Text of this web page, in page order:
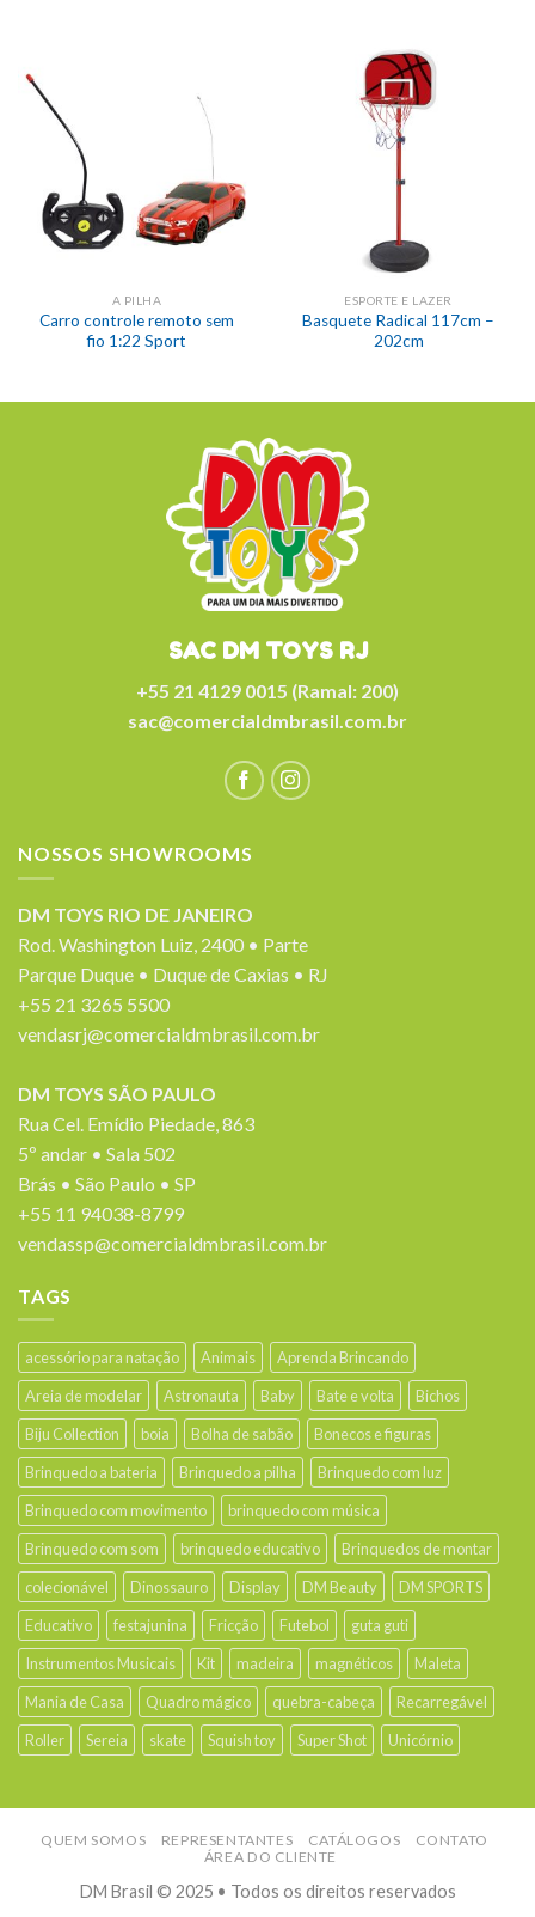
A PILHA
Carro controle remoto sem
fio 1:22 Sport
ESPORTE E LAZER
Basquete Radical 117cm –
202cm
SAC DM TOYS RJ
+55 21 4129 0015 (Ramal: 200)
sac@comercialdmbrasil.com.br
NOSSOS SHOWROOMS
DM TOYS RIO DE JANEIRO
Rod. Washington Luiz, 2400 • Parte
Parque Duque • Duque de Caxias • RJ
+55 21 3265 5500
vendasrj@comercialdmbrasil.com.br
DM TOYS SÃO PAULO
Rua Cel. Emídio Piedade, 863
5º andar • Sala 502
Brás • São Paulo • SP
+55 11 94038-8799
vendassp@comercialdmbrasil.com.br
TAGS
acessório para natação Animais
Aprenda Brincando
Areia de modelar
Astronauta Baby Bate e volta
Bichos
Biju Collection
boia Bolha de sabão
Bonecos e figuras
Brinquedo a bateria
Brinquedo a pilha
Brinquedo com luz
Brinquedo com movimento
brinquedo com música
Brinquedo com som
brinquedo educativo
Brinquedos de montar
colecionável
Dinossauro Display DM Beauty
DM SPORTS
Educativo
festajunina Fricção Futebol
guta guti
Instrumentos Musicais
Kit madeira magnéticos
Maleta
Mania de Casa
Quadro mágico quebra-cabeça
Recarregável
Roller
Sereia skate Squish toy Super Shot Unicórnio
QUEM SOMOS REPRESENTANTES CATÁLOGOS
CONTATO
ÁREA DO CLIENTE
DM Brasil © 2025 • Todos os direitos reservados